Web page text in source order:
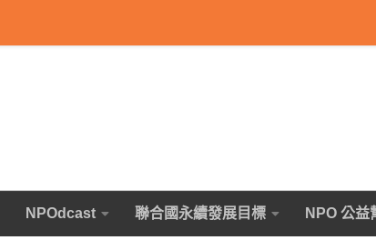
NPOdcast 聯合國永續發展目標 NPO 公益